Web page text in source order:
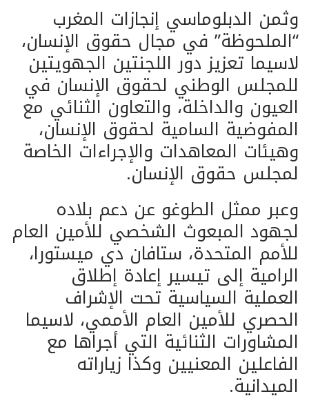
وثمن الدبلوماسي إنجازات المغرب
“الملحوظة” في مجال حقوق الإنسان،
لاسيما تعزيز دور اللجنتين الجهويتين
للمجلس الوطني لحقوق الإنسان في
العيون والداخلة، والتعاون الثنائي مع
المفوضية السامية لحقوق الإنسان،
وهيئات المعاهدات والإجراءات الخاصة
لمجلس حقوق الإنسان.
وعبر ممثل الطوغو عن دعم بلاده
لجهود المبعوث الشخصي للأمين العام
للأمم المتحدة، ستافان دي ميستورا،
الرامية إلى تيسير إعادة إطلاق
العملية السياسية تحت الإشراف
الحصري للأمين العام الأممي، لاسيما
المشاورات الثنائية التي أجراها مع
الفاعلين المعنيين وكذا زياراته
الميدانية.